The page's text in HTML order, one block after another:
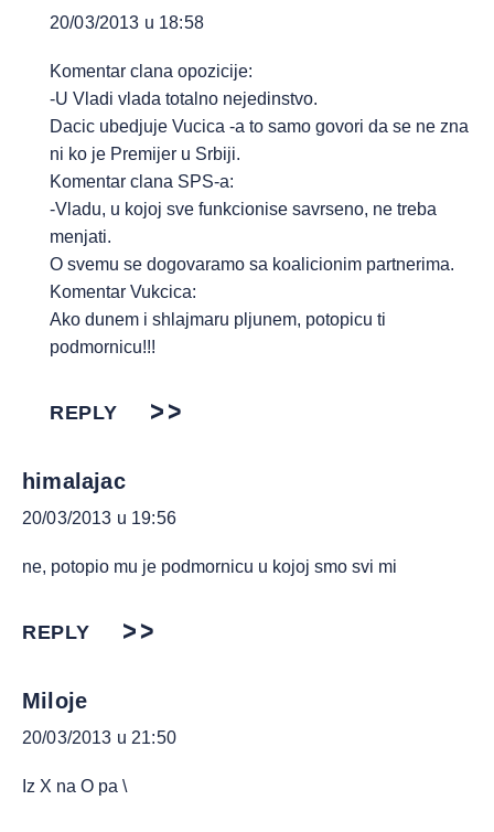
20/03/2013 u 18:58
Komentar clana opozicije:
-U Vladi vlada totalno nejedinstvo.
Dacic ubedjuje Vucica -a to samo govori da se ne zna
ni ko je Premijer u Srbiji.
Komentar clana SPS-a:
-Vladu, u kojoj sve funkcionise savrseno, ne treba
menjati.
O svemu se dogovaramo sa koalicionim partnerima.
Komentar Vukcica:
Ako dunem i shlajmaru pljunem, potopicu ti
podmornicu!!!
REPLY
himalajac
20/03/2013 u 19:56
ne, potopio mu je podmornicu u kojoj smo svi mi
REPLY
Miloje
20/03/2013 u 21:50
Iz X na O pa \